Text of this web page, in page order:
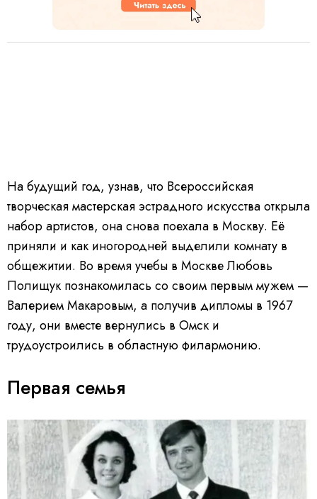
На будущий год, узнав, что Всероссийская
творческая мастерская эстрадного искусства открыла
набор артистов, она снова поехала в Москву. Её
приняли и как иногородней выделили комнату в
общежитии. Во время учебы в Москве Любовь
Полищук познакомилась со своим первым мужем —
Валерием Макаровым, а получив дипломы в 1967
году, они вместе вернулись в Омск и
трудоустроились в областную филармонию.
Первая семья